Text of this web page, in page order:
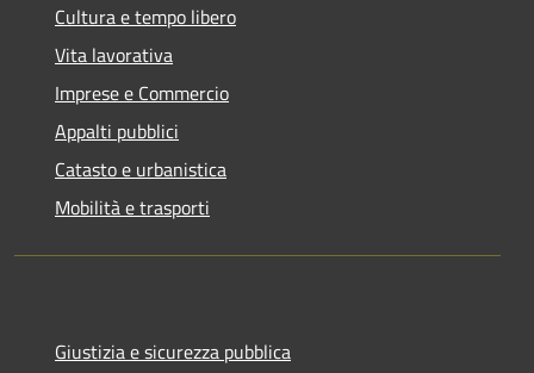
Cultura e tempo libero
Vita lavorativa
Imprese e Commercio
Appalti pubblici
Catasto e urbanistica
Mobilità e trasporti
Giustizia e sicurezza pubblica